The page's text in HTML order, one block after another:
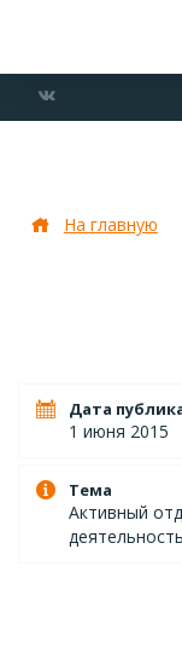
О СКАУТАХ
ОТРЯДЫ
ДОКУМЕНТЫ
На главную
Дата
1 июня 2015
Тема
Активный